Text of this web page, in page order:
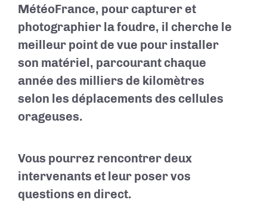
MétéoFrance, pour capturer et
photographier la foudre, il cherche le
meilleur point de vue pour installer
son matériel, parcourant chaque
année des milliers de kilomètres
selon les déplacements des cellules
orageuses.
Vous pourrez rencontrer deux
intervenants et leur poser vos
questions en direct.